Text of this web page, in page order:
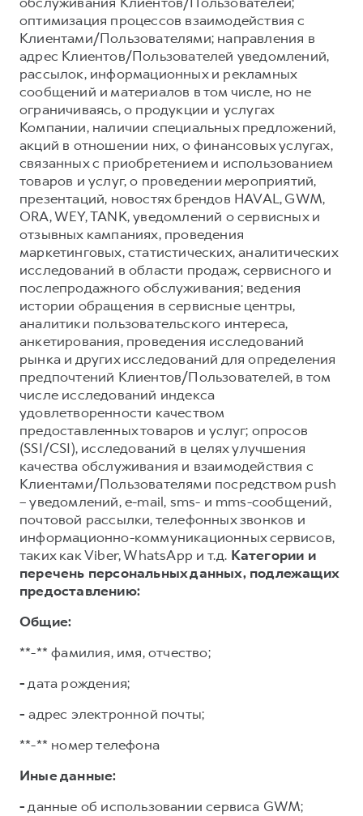
оптимизация процессов взаимодействия с
Клиентами/Пользователями; направления в
адрес Клиентов/Пользователей уведомлений,
рассылок, информационных и рекламных
сообщений и материалов в том числе, но не
ограничиваясь, о продукции и услугах
Компании, наличии специальных предложений,
акций в отношении них, о финансовых услугах,
связанных с приобретением и использованием
товаров и услуг, о проведении мероприятий,
презентаций, новостях брендов HAVAL, GWM,
ORA, WEY, TANK, уведомлений о сервисных и
отзывных кампаниях, проведения
маркетинговых, статистических, аналитических
исследований в области продаж, сервисного и
послепродажного обслуживания; ведения
истории обращения в сервисные центры,
аналитики пользовательского интереса,
анкетирования, проведения исследований
рынка и других исследований для определения
предпочтений Клиентов/Пользователей, в том
числе исследований индекса
удовлетворенности качеством
предоставленных товаров и услуг; опросов
(SSI/CSI), исследований в целях улучшения
качества обслуживания и взаимодействия с
Клиентами/Пользователями посредством push
– уведомлений, e-mail, sms- и mms-сообщений,
почтовой рассылки, телефонных звонков и
информационно-коммуникационных сервисов,
таких как Viber, WhatsApp и т.д. Категории и
перечень персональных данных, подлежащих
предоставлению:
Общие:
**-** фамилия, имя, отчество;
-дата рождения;
- адрес электронной почты;
**-** номер телефона
Иные данные:
-данные об использовании сервиса GWM;